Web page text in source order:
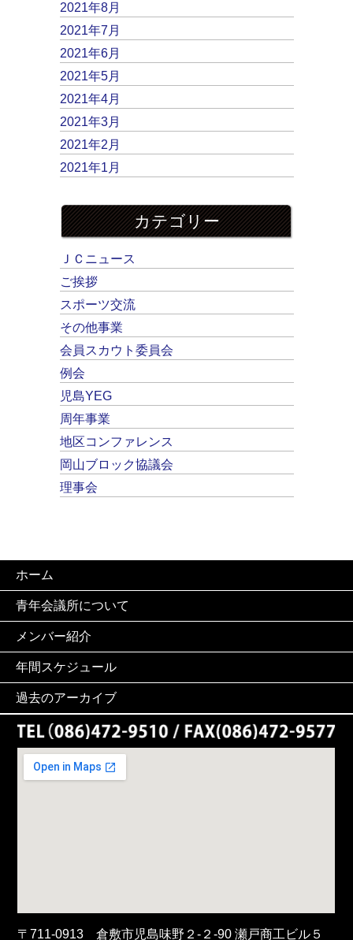
2021年8月
2021年7月
2021年6月
2021年5月
2021年4月
2021年3月
2021年2月
2021年1月
カテゴリー
ＪＣニュース
ご挨拶
スポーツ交流
その他事業
会員スカウト委員会
例会
児島YEG
周年事業
地区コンファレンス
岡山ブロック協議会
理事会
ホーム
青年会議所について
メンバー紹介
年間スケジュール
過去のアーカイブ
〒711-0913 倉敷市児島味野２-２-90 瀬戸商工ビル５